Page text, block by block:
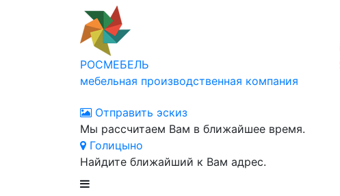
РОСМЕБЕЛЬ
мебельная производственная компания
Отправить эскиз
Мы рассчитаем Вам в ближайшее время.
Голицыно
Найдите ближайший к Вам адрес.